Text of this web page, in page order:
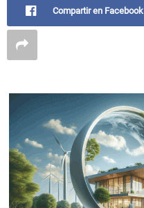
Compartir en Facebook